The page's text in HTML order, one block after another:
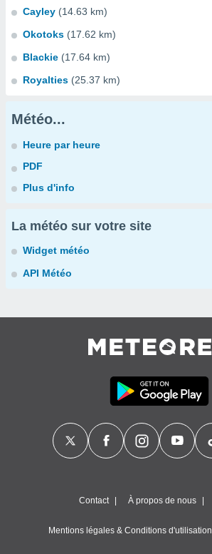
Cayley (14.63 km)
Okotoks (17.62 km)
Blackie (17.64 km)
Royalties (25.37 km)
Météo...
Heure par heure
PDF
Plus d'info
La météo sur votre site
Widget météo
API Météo
Contact À propos de nous
Mentions légales & Conditions d'utilisation